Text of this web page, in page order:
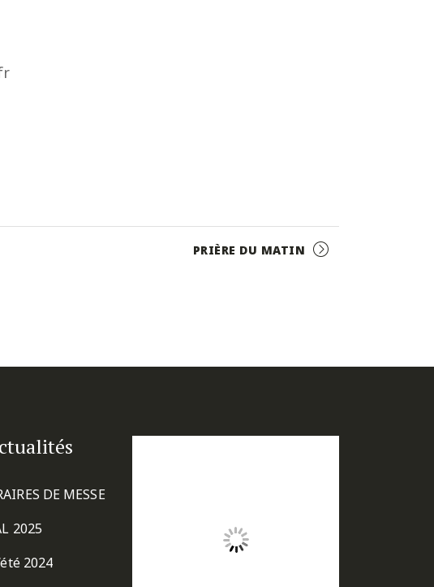
PRIÈRE DU MATIN
DE MESSE
2025
2024